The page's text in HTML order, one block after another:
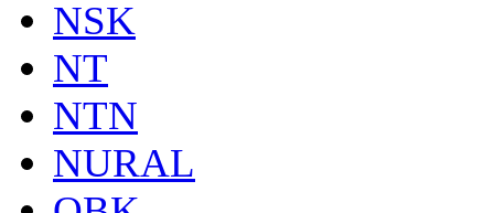
NSK
NT
NTN
NURAL